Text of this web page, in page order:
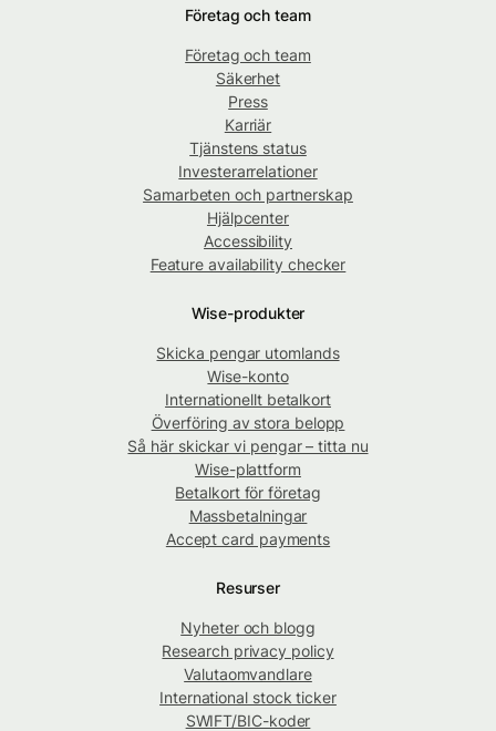
Företag och team
Företag och team
Säkerhet
Press
Karriär
Tjänstens status
Investerarrelationer
Samarbeten och partnerskap
Hjälpcenter
Accessibility
Feature availability checker
Wise-produkter
Skicka pengar utomlands
Wise-konto
Internationellt betalkort
Överföring av stora belopp
Så här skickar vi pengar – titta nu
Wise-plattform
Betalkort för företag
Massbetalningar
Accept card payments
Resurser
Nyheter och blogg
Research privacy policy
Valutaomvandlare
International stock ticker
SWIFT/BIC-koder